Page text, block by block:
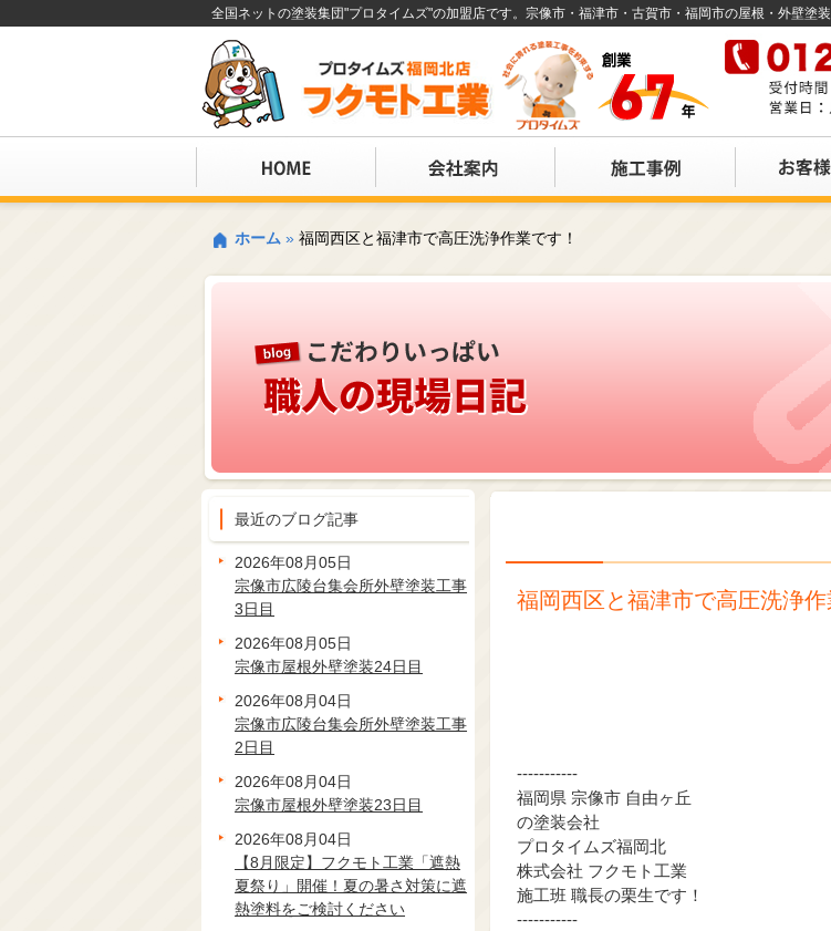
全国ネットの塗装集団"プロタイムズ"の加盟店です。宗像市・福津市・古賀市・福岡市の屋根・外壁塗
ホーム » 福岡西区と福津市で高圧洗浄作業です！
福岡西区と福津市で高圧洗浄作
‐‐‐‐‐‐‐‐‐‐‐
福岡県 宗像市 自由ヶ丘
の塗装会社
プロタイムズ福岡北
株式会社 フクモト工業
施工班 職長の栗生です！
‐‐‐‐‐‐‐‐‐‐‐
最近のブログ記事
2026年08月05日
宗像市広陵台集会所外壁塗装工事
3日目
2026年08月05日
宗像市屋根外壁塗装24日目
2026年08月04日
宗像市広陵台集会所外壁塗装工事
2日目
2026年08月04日
宗像市屋根外壁塗装23日目
2026年08月04日
【8月限定】フクモト工業「遮熱
夏祭り」開催！夏の暑さ対策に遮
熱塗料をご検討ください